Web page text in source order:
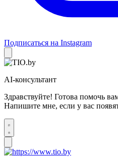
Подписаться на Instagram
AI-консультант
Здравствуйте! Готова помочь
Напишите мне, если у вас